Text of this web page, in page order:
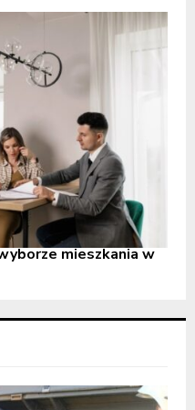
mieszkania w